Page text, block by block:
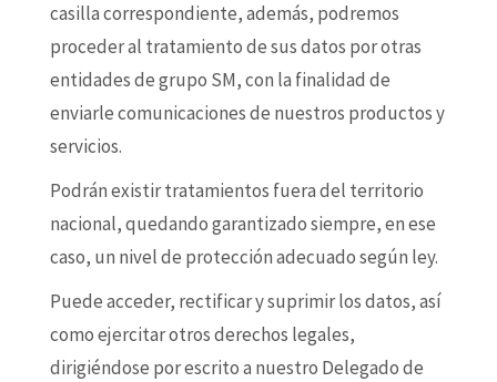
casilla correspondiente, además, podremos
proceder al tratamiento de sus datos por otras
entidades de grupo SM, con la finalidad de
enviarle comunicaciones de nuestros productos y
servicios.
Podrán existir tratamientos fuera del territorio
nacional, quedando garantizado siempre, en ese
caso, un nivel de protección adecuado según ley.
Puede acceder, rectificar y suprimir los datos, así
como ejercitar otros derechos legales,
dirigiéndose por escrito a nuestro Delegado de